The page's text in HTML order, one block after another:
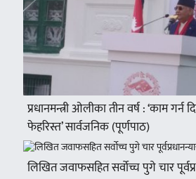
प्रधानमन्त्री ओलीका तीन वर्ष : ‘काम गर्न
फेहरिस्त’ सार्वजनिक (पूर्णपाठ)
लिखित जवाफसहित सर्वोच्च पुगे चार